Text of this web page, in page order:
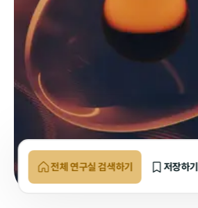
전체 연구실 검색하기 저장하기